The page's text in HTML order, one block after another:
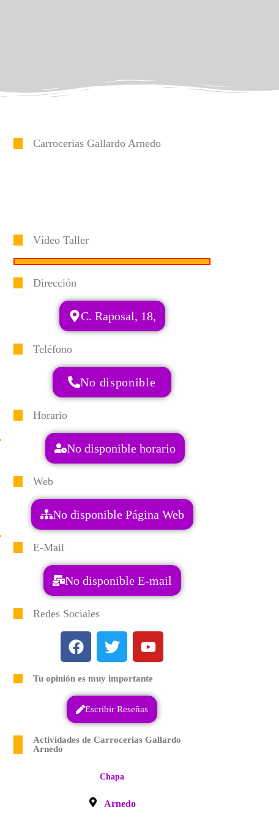
Carrocerias Gallardo Arnedo
Vídeo Taller
Dirección
C. Raposal, 18,
Teléfono
No disponible
Horario
No disponible horario
Web
No disponible Página Web
E-Mail
No disponible E-mail
Redes Sociales
Tu opinión es muy importante
Escribir Reseñas
Actividades de Carrocerias Gallardo
Arnedo
Chapa
Arnedo